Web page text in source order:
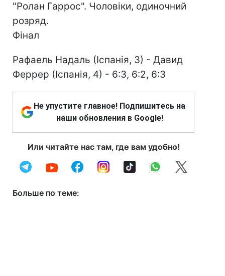
"Ролан Гаррос". Чоловіки, одиночний
розряд.
Фінал
Рафаель Надаль (Іспанія, 3) - Давид
Феррер (Іспанія, 4) - 6:3, 6:2, 6:3
Не упустите главное! Подпишитесь на
наши обновления в Google!
Или читайте нас там, где вам удобно!
Больше по теме: